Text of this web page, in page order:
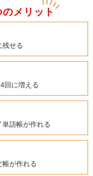
のメリット
残せる
回に増える
語帳が作れる
が作れる